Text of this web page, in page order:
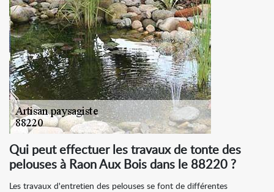
Qui peut effectuer les travaux de tonte des
pelouses à Raon Aux Bois dans le 88220 ?
Les travaux d'entretien des pelouses se font de différentes